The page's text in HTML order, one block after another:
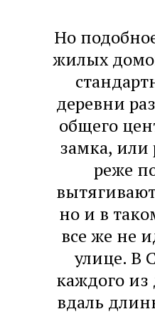
Но
жилых
деревни
общего
замка, или
реже
но и в
все же не
улице. В
каждого из
вдаль